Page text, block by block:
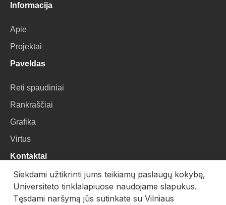
Informacija
Apie
Projektai
Paveldas
Reti spaudiniai
Rankraščiai
Grafika
Virtus
Kontaktai
VU Biblioteka
Universiteto g. 3, LT-01122, Vilnius
Siekdami užtikrinti jums teikiamų paslaugų kokybę,
Universiteto tinklalapiuose naudojame slapukus.
Tęsdami naršymą jūs sutinkate su Vilniaus